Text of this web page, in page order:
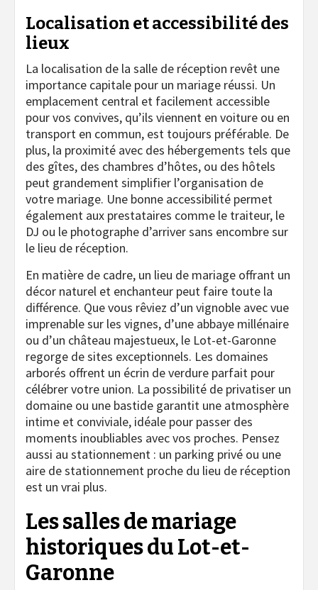
Localisation et accessibilité des
lieux
La localisation de la salle de réception revêt une
importance capitale pour un mariage réussi. Un
emplacement central et facilement accessible
pour vos convives, qu’ils viennent en voiture ou en
transport en commun, est toujours préférable. De
plus, la proximité avec des hébergements tels que
des gîtes, des chambres d’hôtes, ou des hôtels
peut grandement simplifier l’organisation de
votre mariage. Une bonne accessibilité permet
également aux prestataires comme le traiteur, le
DJ ou le photographe d’arriver sans encombre sur
le lieu de réception.
En matière de cadre, un lieu de mariage offrant un
décor naturel et enchanteur peut faire toute la
différence. Que vous rêviez d’un vignoble avec vue
imprenable sur les vignes, d’une abbaye millénaire
ou d’un château majestueux, le Lot-et-Garonne
regorge de sites exceptionnels. Les domaines
arborés offrent un écrin de verdure parfait pour
célébrer votre union. La possibilité de privatiser un
domaine ou une bastide garantit une atmosphère
intime et conviviale, idéale pour passer des
moments inoubliables avec vos proches. Pensez
aussi au stationnement : un parking privé ou une
aire de stationnement proche du lieu de réception
est un vrai plus.
Les salles de mariage
historiques du Lot-et-
Garonne